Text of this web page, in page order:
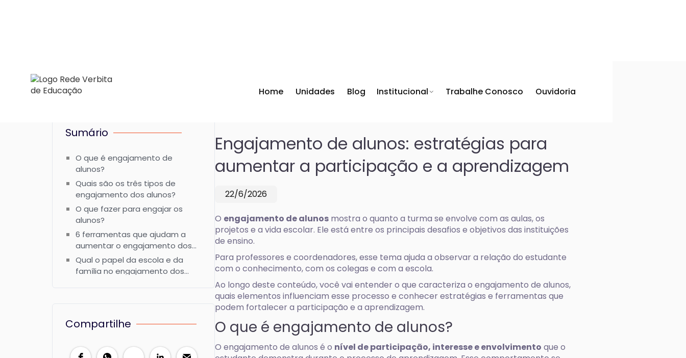
Home Unidades Blog Institucional Trabalhe Conosco Ouvidoria
Sumário
O que é engajamento de
alunos?
Quais são os três tipos de
engajamento dos alunos?
O que fazer para engajar os
alunos?
6 ferramentas que ajudam a
aumentar o engajamento dos
alunos
Qual o papel da escola e da
família no engajamento dos
participação que fortalece a
aprendizagem
engajamento de alunos
Compartilhe
Engajamento de alunos: estratégias para
aumentar a participação e a aprendizagem
22/6/2026
O engajamento de alunos mostra o quanto a turma se envolve com as aulas, os
projetos e a vida escolar. Ele está entre os principais desafios e objetivos das instituições
de ensino.
Para professores e coordenadores, esse tema ajuda a observar a relação do estudante
com o conhecimento, com os colegas e com a escola.
Ao longo deste conteúdo, você vai entender o que caracteriza o engajamento de alunos,
quais elementos influenciam esse processo e conhecer estratégias e ferramentas que
podem fortalecer a participação e a aprendizagem.
O que é engajamento de alunos?
O engajamento de alunos é o nível de participação, interesse e envolvimento que o